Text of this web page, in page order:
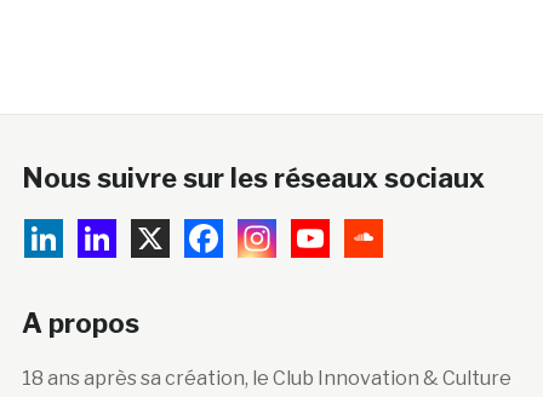
Nous suivre sur les réseaux sociaux
A propos
18 ans après sa création, le Club Innovation & Culture